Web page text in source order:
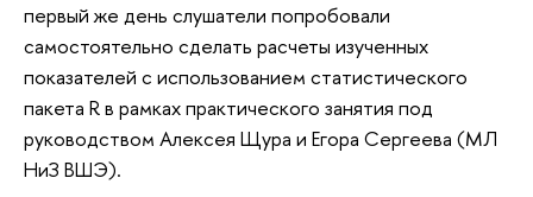
первый же день слушатели попробовали
самостоятельно сделать расчеты изученных
показателей с использованием статистического
пакета R в рамках практического занятия под
руководством Алексея Щура и Егора Сергеева (МЛ
НиЗ ВШЭ).